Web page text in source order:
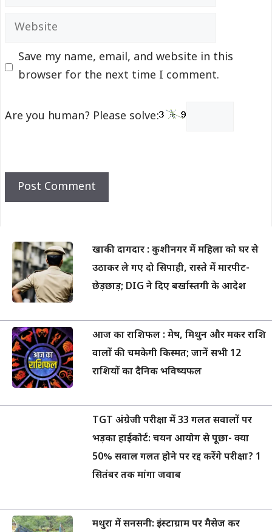
Website
Save my name, email, and website in this
browser for the next time I comment.
Are you human? Please solve:
खाकी दागदार : कुशीनगर में महिला को घर से
उठाकर ले गए दो सिपाही, रास्ते में मारपीट-
छेड़छाड़; DIG ने दिए बर्खास्तगी के आदेश
आज का राशिफल : मेष, मिथुन और मकर राशि
वालों की चमकेगी किस्मत; जानें सभी 12
राशियों का दैनिक भविष्यफल
TGT अंग्रेजी परीक्षा में 33 गलत सवालों पर
भड़का हाईकोर्ट: चयन आयोग से पूछा- क्या
50% सवाल गलत होने पर रद्द करेंगे परीक्षा? 1
सितंबर तक मांगा जवाब
मथुरा में सनसनी: इंस्टाग्राम पर मैसेज कर